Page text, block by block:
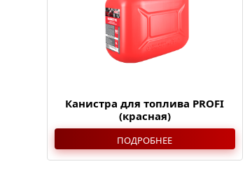
Канистра для топлива PROFI
(красная)
ПОДРОБНЕЕ